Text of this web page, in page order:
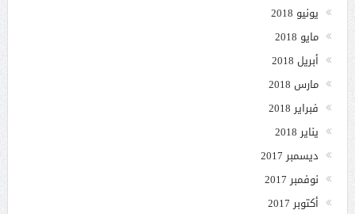
يونيو 2018
مايو 2018
أبريل 2018
مارس 2018
فبراير 2018
يناير 2018
ديسمبر 2017
نوفمبر 2017
أكتوبر 2017